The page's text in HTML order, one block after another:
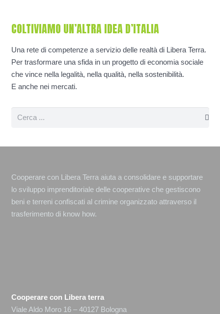
COLTIVIAMO UN’ALTRA IDEA D’ITALIA
Una rete di competenze a servizio delle realtà di Libera Terra.
Per trasformare una sfida in un progetto di economia sociale
che vince nella legalità, nella qualità, nella sostenibilità.
E anche nei mercati.
Cooperare con Libera Terra aiuta a consolidare e supportare
lo sviluppo imprenditoriale delle cooperative che gestiscono
beni e terreni confiscati al crimine organizzato attraverso il
trasferimento di know how.
Cooperare con Libera terra
Viale Aldo Moro 16 – 40127 Bologna